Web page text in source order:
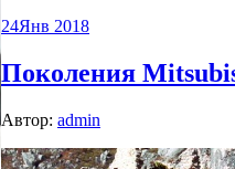
24Янв 2018
Поколения
Автор: admin